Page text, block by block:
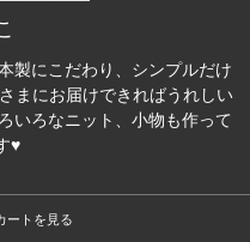
製にこだわり、シンプルだけ
まにお届けできればうれしい
いろなニット、小物も作って
♥
ートを見る